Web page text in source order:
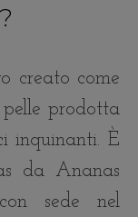
prodotta
inquinanti. È
da Ananas
sede nel